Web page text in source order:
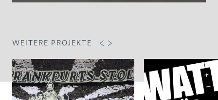
WEITERE PROJEKTE